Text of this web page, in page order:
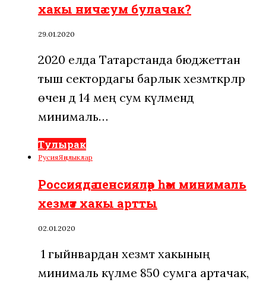
хакы ничә сум булачак?
29.01.2020
2020 елда Татарстанда бюджеттан
тыш сектордагы барлык хезмәткәрләр
өчен дә 14 мең сум күләмендә
минималь…
Тулырак
РусияЯңалыклар
Россиядә пенсияләр һәм минималь
хезмәт хакы артты
02.01.2020
1 гыйнвардан хезмәт хакының
минималь күләме 850 сумга артачак, ә